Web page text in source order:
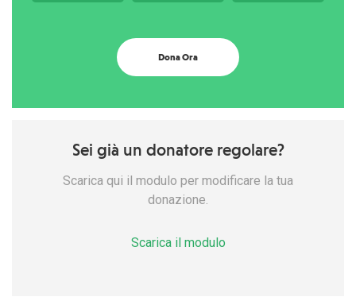
Dona Ora
Sei già un donatore regolare?
Scarica qui il modulo per modificare la tua
donazione.
Scarica il modulo